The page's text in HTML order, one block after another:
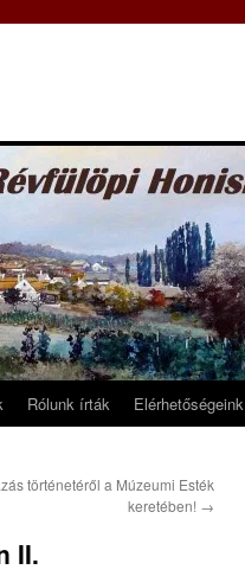
Rólunk írták Elérhetőségeink
történetéről a Múzeumi Esték
keretében! →
II.